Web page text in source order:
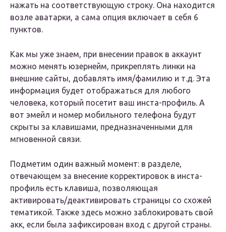
нажать на соответствующую строку. Она находится
возле аватарки, а сама опция включает в себя 6
пунктов.
Как мы уже знаем, при внесении правок в аккаунт
можно менять юзернейм, прикреплять линки на
внешние сайты, добавлять имя/фамилию и т.д. Эта
информация будет отображаться для любого
человека, который посетит ваш инста-профиль. А
вот эмейл и номер мобильного телефона будут
скрыты за клавишами, предназначенными для
мгновенной связи.
Подметим один важный момент: в разделе,
отвечающем за внесение корректировок в инста-
профиль есть клавиша, позволяющая
активировать/деактивировать страницы со схожей
тематикой. Также здесь можно заблокировать свой
акк, если была зафиксирован вход с другой страны.